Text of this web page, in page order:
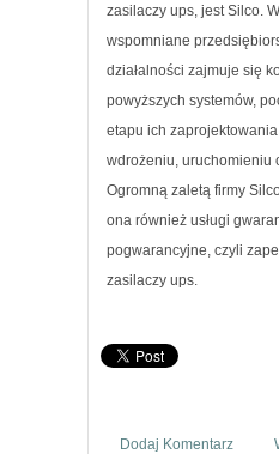
zasilaczy ups, jest Silco.
wspomniane
działalności zajmuje się
powyższych systemów,
etapu ich
wdrożeniu, uruchomieniu
Ogromną zaletą firmy
ona również usługi
pogwarancyjne, czyli
zasilaczy ups.
Dodaj Komentarz